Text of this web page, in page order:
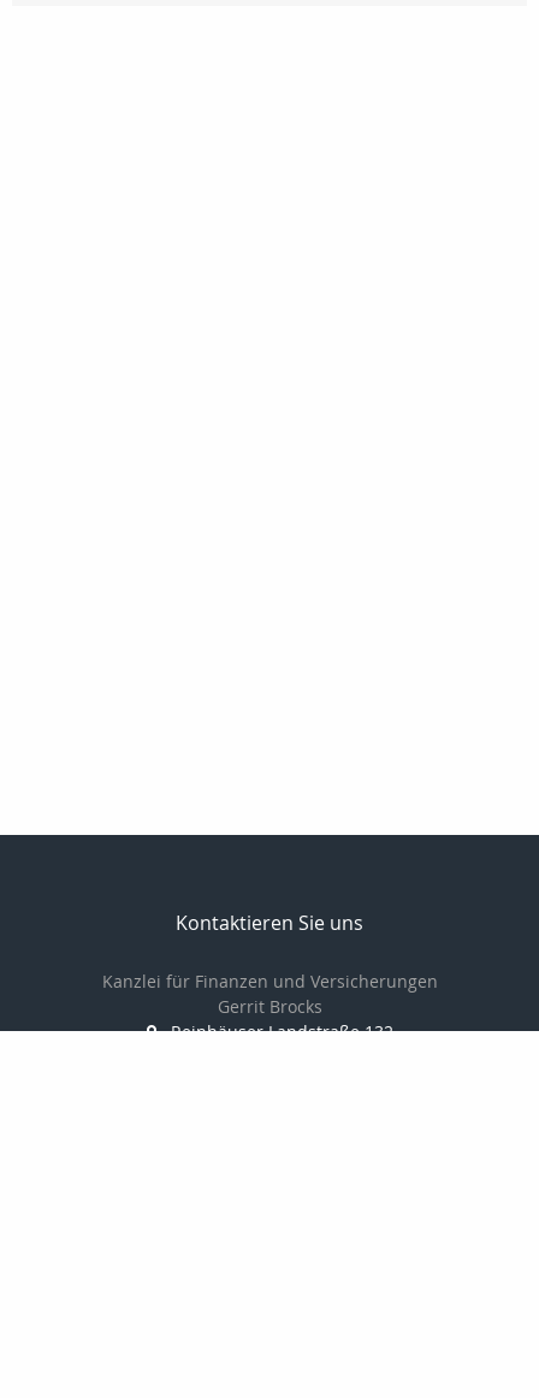
Kontaktieren Sie uns
Kanzlei für Finanzen und Versicherungen
Gerrit Brocks
Reinhäuser Landstraße 132